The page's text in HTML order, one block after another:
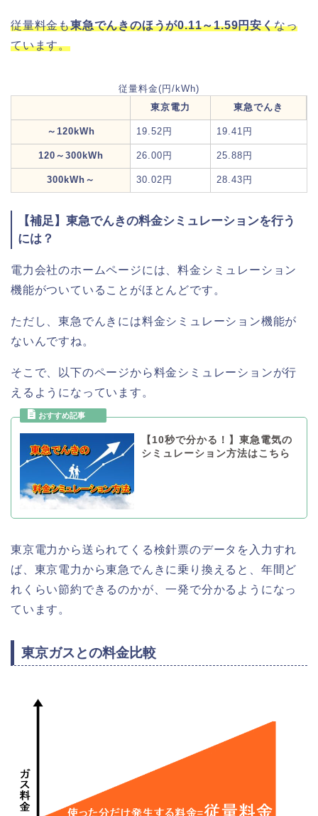
従量料金も東急でんきのほうが0.11～1.59円安くなっ
ています。
従量料金(円/kWh)
東京電力
東急でんき
～120kWh 19.52円 19.41円
120～300kWh 26.00円 25.88円
300kWh～ 30.02円 28.43円
【補足】東急でんきの料金シミュレーションを行う
には？
電力会社のホームページには、料金シミュレーション
機能がついていることがほとんどです。
ただし、東急でんきには料金シミュレーション機能が
ないんですね。
そこで、以下のページから料金シミュレーションが行
えるようになっています。
【10秒で分かる！】東急電気の
シミュレーション方法はこちら
東京電力から送られてくる検針票のデータを入力すれ
ば、東京電力から東急でんきに乗り換えると、年間ど
れくらい節約できるのかが、一発で分かるようになっ
ています。
東京ガスとの料金比較